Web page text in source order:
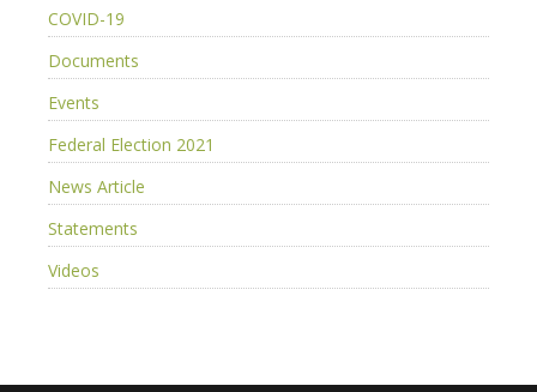
COVID-19
Documents
Events
Federal Election 2021
News Article
Statements
Videos